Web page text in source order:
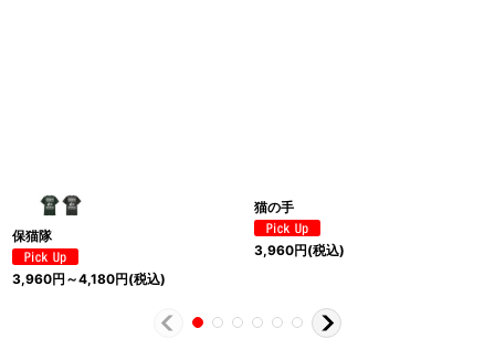
保猫隊
3,960円 ～4,180円(税込)
猫の手
3,960円(税込)